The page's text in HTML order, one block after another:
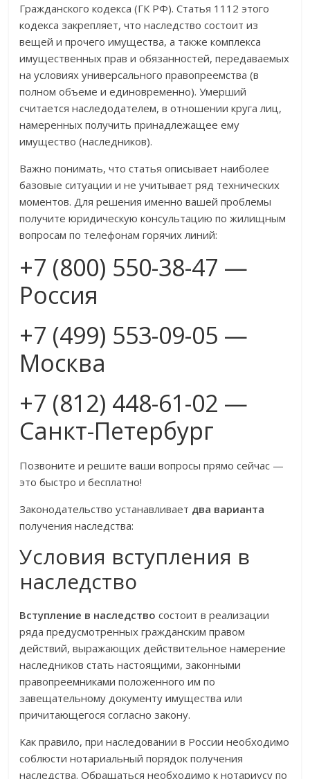
Гражданского кодекса (ГК РФ). Статья 1112 этого
кодекса закрепляет, что наследство состоит из
вещей и прочего имущества, а также комплекса
имущественных прав и обязанностей, передаваемых
на условиях универсального правопреемства (в
полном объеме и единовременно). Умерший
считается наследодателем, в отношении круга лиц,
намеренных получить принадлежащее ему
имущество (наследников).
Важно понимать, что статья описывает наиболее
базовые ситуации и не учитывает ряд технических
моментов. Для решения именно вашей проблемы
получите юридическую консультацию по жилищным
вопросам по телефонам горячих линий:
+7 (800) 550-38-47 —
Россия
+7 (499) 553-09-05 —
Москва
+7 (812) 448-61-02 —
Санкт-Петербург
Позвоните и решите ваши вопросы прямо сейчас —
это быстро и бесплатно!
Законодательство устанавливает два варианта
получения наследства:
Условия вступления в
наследство
Вступление в наследство состоит в реализации
ряда предусмотренных гражданским правом
действий, выражающих действительное намерение
наследников стать настоящими, законными
правопреемниками положенного им по
завещательному документу имущества или
причитающегося согласно закону.
Как правило, при наследовании в России необходимо
соблюсти нотариальный порядок получения
наследства. Обращаться необходимо к нотариусу по